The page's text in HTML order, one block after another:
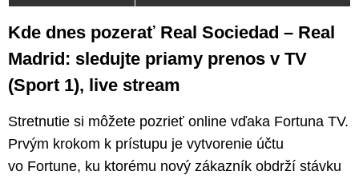
Kde dnes pozerať Real Sociedad – Real
Madrid: sledujte priamy prenos v TV
(Sport 1), live stream
Stretnutie si môžete pozrieť online vďaka Fortuna TV.
Prvým krokom k prístupu je vytvorenie účtu
vo Fortune, ku ktorému nový zákazník obdrží stávku